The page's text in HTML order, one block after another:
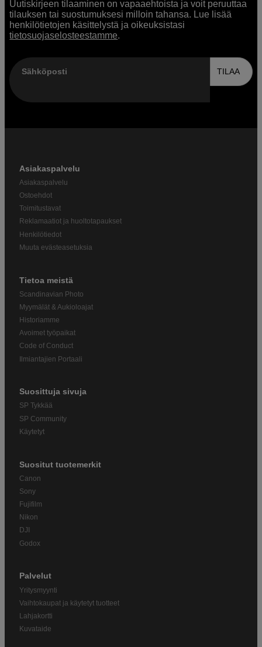
Uutiskirjeen tilaaminen on vapaaehtoista ja voit peruuttaa
tilauksen tai suostumuksesi milloin tahansa. Lue lisää
henkilötietojen käsittelystä ja oikeuksistasi
tietosuojaselosteestamme.
Sähköposti TILAA
Asiakaspalvelu
Asiakaspalvelu
Ostoehdot
Toimitustavat
Reklamaatiot ja huoltotapaukset
Henkilötiedot
Muuta evästeasetuksia
Tietoa meistä
Scandinavian Photo
Myymälät & Aukioloajat
Historiamme
Avoimet työpaikat
Code of Conduct
Ilmiantajien Portaali
Suosittuja sivuja
SP Tykkää
SP Community
Käytetyt
Suositut tuotemerkit
Canon
Sony
Fujifilm
Nikon
DJI
Godox
Palvelut
Yritysmyynti
Vaihtokaupat ja käytetyt tuotteet
Lahjakortti
Kuvataide